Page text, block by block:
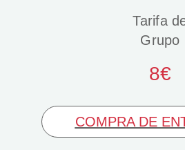
Tarifa
Grupo
8€
COMPRA DE